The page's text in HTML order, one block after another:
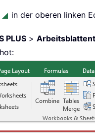
in der oberen linken
PLUS >